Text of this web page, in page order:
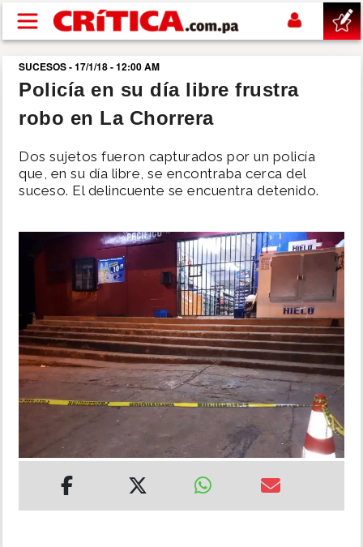
Pasar al contenido principal
buscar
SUCESOS
NACIONAL
SHOW
DEPORTES
MUNDO
IMPRESO
SUCESOS - 17/1/18 - 12:00 AM
Policía en su día libre frustra
robo en La Chorrera
Dos sujetos fueron capturados por un policía
que, en su día libre, se encontraba cerca del
suceso. El delincuente se encuentra detenido.